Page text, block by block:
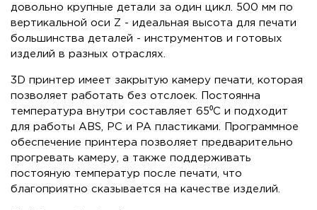
довольно крупные детали за один цикл. 500 мм по
вертикальной оси Z - идеальная высота для печати
большинства деталей - инструментов и готовых
изделий в разных отраслях.
3D принтер имеет закрытую камеру печати, которая
позволяет работать без отслоек. Постоянна
температура внутри составляет 65⁰С и подходит
для работы ABS, PC и PA пластиками. Программное
обеспечение принтера позволяет предварительно
прогревать камеру, а также поддерживать
постояную температур после печати, что
благоприятно сказывается на качестве изделий.